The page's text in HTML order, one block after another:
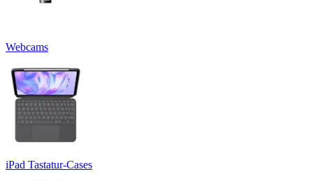
Webcams
iPad Tastatur-Cases